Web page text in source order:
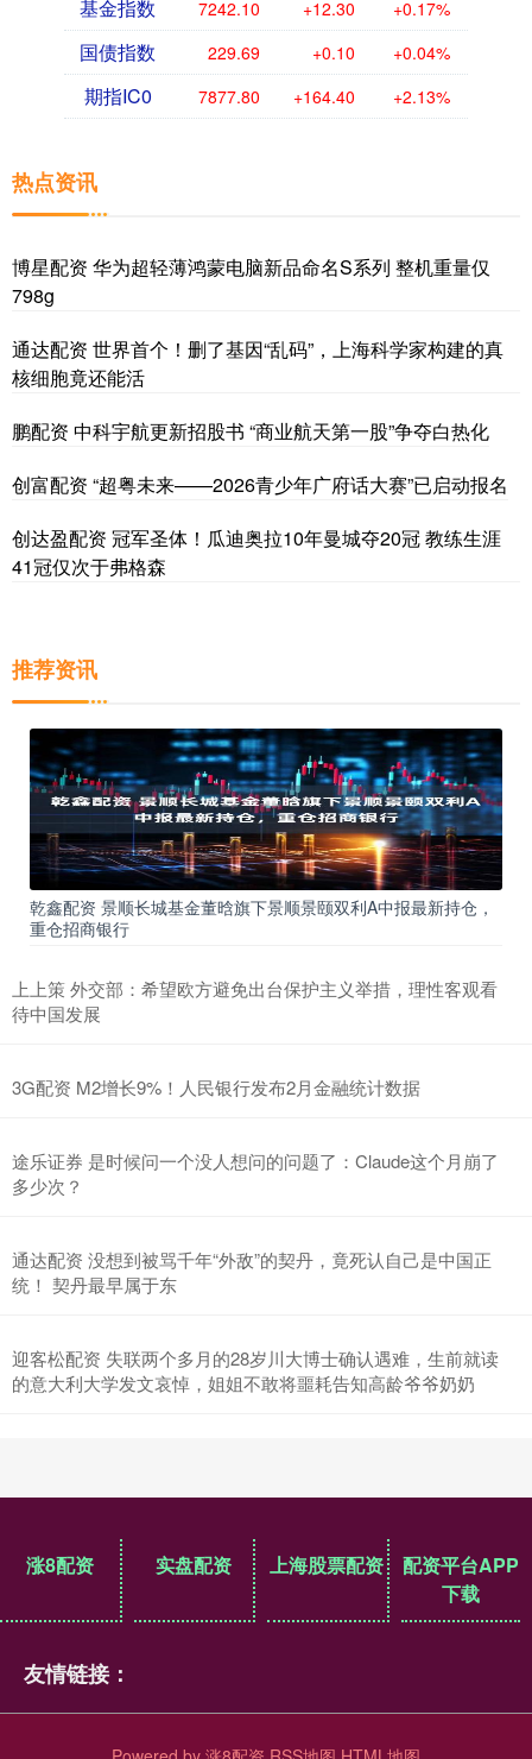
基金指数 7242.10 +12.30 +0.17%
国债指数 229.69 +0.10 +0.04%
期指IC0 7877.80 +164.40 +2.13%
热点资讯
博星配资 华为超轻薄鸿蒙电脑新品命名S系列 整机重量仅
798g
通达配资 世界首个！删了基因“乱码”，上海科学家构建的真
核细胞竟还能活
鹏配资 中科宇航更新招股书 “商业航天第一股”争夺白热化
创富配资 “超粤未来——2026青少年广府话大赛”已启动报名
创达盈配资 冠军圣体！瓜迪奥拉10年曼城夺20冠 教练生涯
41冠仅次于弗格森
推荐资讯
乾鑫配资 景顺长城基金董晗旗下景顺景颐双利A中报最新持仓，
重仓招商银行
上上策 外交部：希望欧方避免出台保护主义举措，理性客观看
待中国发展
3G配资 M2增长9%！人民银行发布2月金融统计数据
途乐证券 是时候问一个没人想问的问题了：Claude这个月崩了
多少次？
通达配资 没想到被骂千年“外敌”的契丹，竟死认自己是中国正
统！ 契丹最早属于东
迎客松配资 失联两个多月的28岁川大博士确认遇难，生前就读
的意大利大学发文哀悼，姐姐不敢将噩耗告知高龄爷爷奶奶
涨8配资 实盘配资 上海股票配资
配资平台APP
下载
友情链接：